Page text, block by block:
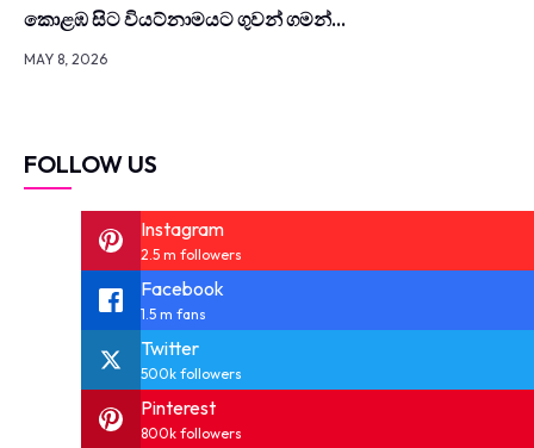
කොළඹ සිට වියට්නාමයට ගුවන් ගමන්…
MAY 8, 2026
FOLLOW US
Instagram
2.5 m followers
Facebook
1.5 m fans
Twitter
500k followers
Pinterest
800k followers